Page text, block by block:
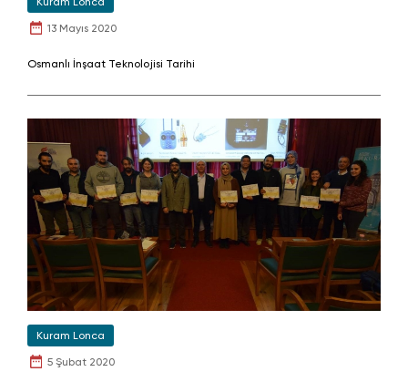
13 Mayıs 2020
Osmanlı İnşaat Teknolojisi Tarihi
Kuram Lonca
5 Şubat 2020